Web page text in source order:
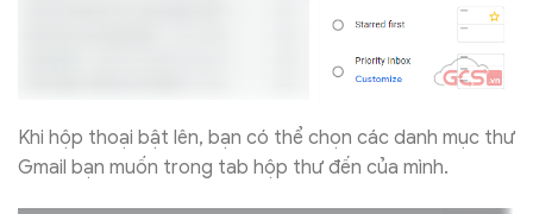
Khi hộp thoại bật lên, bạn có thể chọn các danh mục thư
Gmail bạn muốn trong tab hộp thư đến của mình.